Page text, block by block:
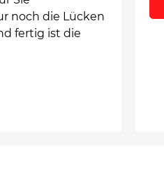
noch die Lücken
fertig ist die